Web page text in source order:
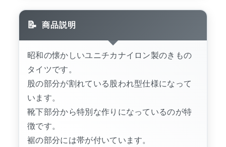
商品説明
昭和の懐かしいユニチカナイロン製のきもの
タイツです。
股の部分が割れている股われ型仕様になって
います。
靴下部分から特別な作りになっているのが特
徴です。
裾の部分には帯が付いています。